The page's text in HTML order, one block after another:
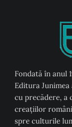
Fondată în anul
Editura
cu precădere, a
creaţiilor
spre culturile